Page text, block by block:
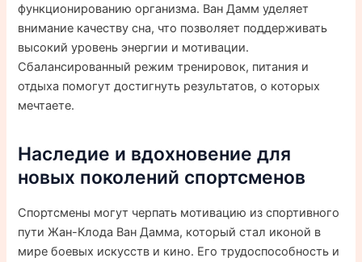
функционированию организма. Ван Дамм уделяет
внимание качеству сна, что позволяет поддерживать
высокий уровень энергии и мотивации.
Сбалансированный режим тренировок, питания и
отдыха помогут достигнуть результатов, о которых
мечтаете.
Наследие и вдохновение для
новых поколений спортсменов
Спортсмены могут черпать мотивацию из спортивного
пути Жан-Клода Ван Дамма, который стал иконой в
мире боевых искусств и кино. Его трудоспособность и